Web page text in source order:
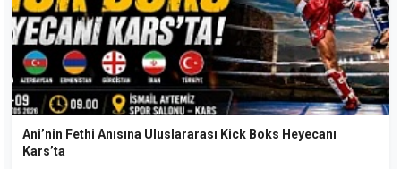
Ani’nin Fethi Anısına Uluslararası Kick Boks Heyecanı
Kars’ta